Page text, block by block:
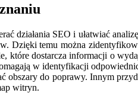
działania SEO i ułatwiać
temu można
które dostarcza informacji o
w identyfikacji
obszary do poprawy. Innym
witryn.